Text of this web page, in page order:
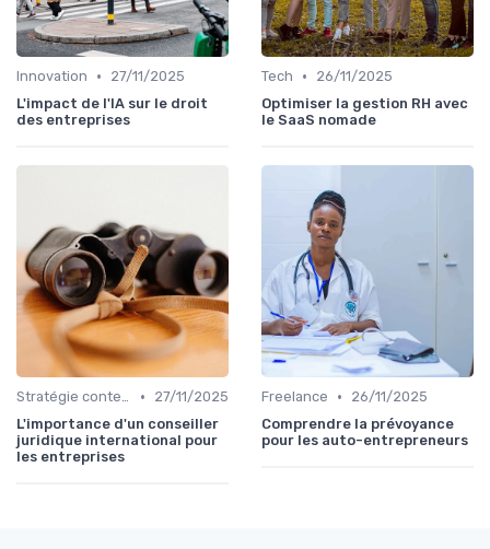
Innovation •
27/11/2025
L'impact de l'IA sur le droit
des entreprises
Tech •
26/11/2025
Optimiser la gestion RH avec
le SaaS nomade
Stratégie contentieuse •
27/11/2025
L'importance d'un conseiller
juridique international pour
les entreprises
Freelance •
26/11/2025
Comprendre la prévoyance
pour les auto-entrepreneurs